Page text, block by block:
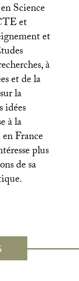
Science
et
et
à
et de la
la
idées
à la
France
plus
de sa